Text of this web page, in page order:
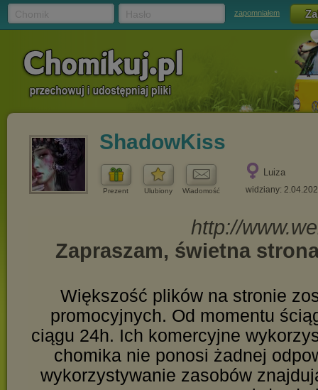
zapomniałem
ShadowKiss
Prezent Ulubiony Wiadomość
Luiza
widziany: